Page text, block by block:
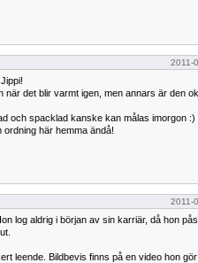
2011-
när det blir varmt igen, men annars är den ok.
och spacklad kanske kan målas imorgon :)
ordning här hemma ändå!
2011-
log aldrig i början av sin karriär, då hon
leende. Bildbevis finns på en video hon gör